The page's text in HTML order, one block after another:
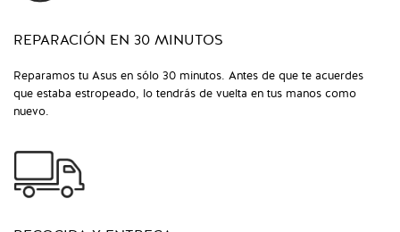
REPARACIÓN EN 30 MINUTOS
Reparamos tu Asus en sólo 30 minutos. Antes de que te acuerdes
que estaba estropeado, lo tendrás de vuelta en tus manos como
nuevo.